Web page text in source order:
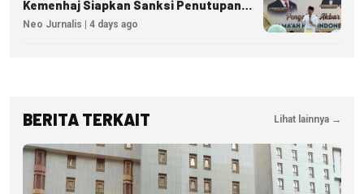
Kemenhaj Siapkan Sanksi Penutupan
Izin hingga Pidana
Neo Jurnalis | 4 days ago
BERITA TERKAIT Lihat lainnya →